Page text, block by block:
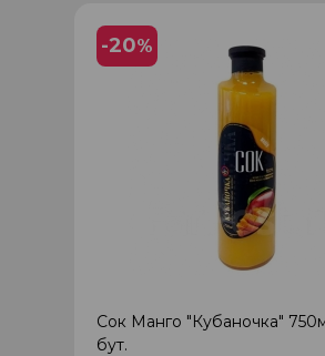
-20%
Сок Манго "Кубаночка"
бут.